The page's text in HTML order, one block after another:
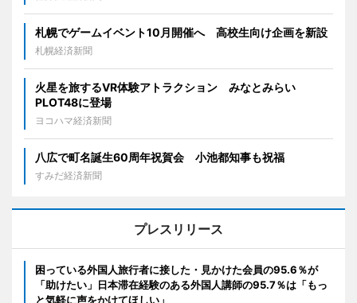
札幌でゲームイベント10月開催へ 高校生向け企画を新設
札幌経済新聞
火星を旅するVR体験アトラクション みなとみらい
PLOT48に登場
ヨコハマ経済新聞
八広で町名誕生60周年祝賀会 小池都知事も祝福
すみだ経済新聞
プレスリリース
困っている外国人旅行者に接した・見かけた会員の95.6％が
「助けたい」日本滞在経験のある外国人講師の95.7％は「もっ
と気軽に声をかけてほしい」